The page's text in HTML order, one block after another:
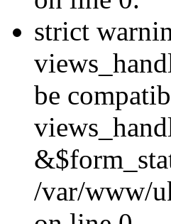
strict
be
/var/www/